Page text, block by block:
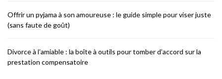
Offrir un pyjama à son amoureuse : le guide simple pour viser juste
(sans faute de goût)
Divorce à l’amiable : la boîte à outils pour tomber d’accord sur la
prestation compensatoire